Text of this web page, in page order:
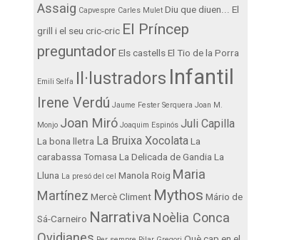
Assaig Capvespre Carles Mulet Diu que diuen...
El
grill i el seu cric-cric El Príncep
preguntadorEls castellsEl Tio de la Porra
Emili Selfa Il·lustradors Infantil
Irene Verdú Jaume Fester Serquera Joan M.
Monjo Joan Miró Joaquim Espinós Juli Capilla
La bona lletra La Bruixa XocolataLa
carabassa Tomasa La Delicada de Gandia La
Lluna La presó del cel Manola Roig Maria
Martínez Mercè Climent Mythos Mário de
Sá-Carneiro NarrativaNoèlia Conca